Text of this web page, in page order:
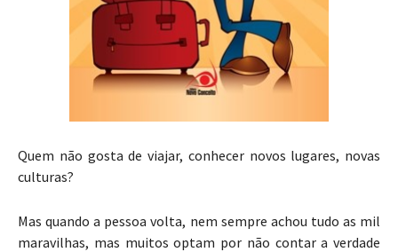
Quem não gosta de viajar, conhecer novos lugares, novas
culturas?
Mas quando a pessoa volta, nem sempre achou tudo as mil
maravilhas, mas muitos optam por não contar a verdade